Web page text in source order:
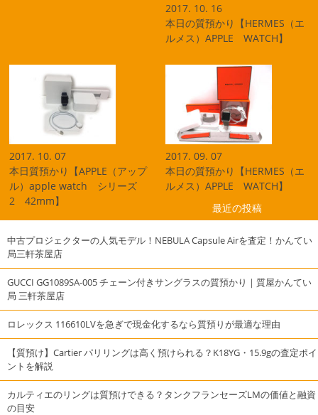
2017. 10. 16
本日の質預かり【HERMES（エ
ルメス）APPLE WATCH】
2017. 10. 07
本日質預かり【APPLE（アップ
ル）apple watch シリーズ
2 42mm】
2017. 09. 07
本日の質預かり【HERMES（エ
ルメス）APPLE WATCH】
最近の投稿
中古プロジェクターの人気モデル！NEBULA Capsule Airを査定！かんてい
局三軒茶屋店
GUCCI GG1089SA-005 チェーン付きサングラスの質預かり｜質屋かんてい
局 三軒茶屋店
ロレックス 116610LVを急ぎで現金化するなら質預りが最適な理由
【質預け】Cartier パリリングは高く預けられる？K18YG・15.9gの査定ポイ
ントを解説
カルティエのリングは質預けできる？タンクフランセーズLMの価値と融資
の目安